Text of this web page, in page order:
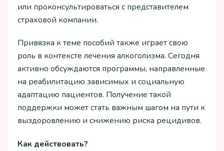
или проконсультироваться с представителем
страховой компании.
Привязка к теме пособий также играет свою
роль в контексте лечения алкоголизма. Сегодня
активно обсуждаются программы, направленные
на реабилитацию зависимых и социальную
адаптацию пациентов. Получение такой
поддержки может стать важным шагом на пути к
выздоровлению и снижению риска рецидивов.
Как действовать?